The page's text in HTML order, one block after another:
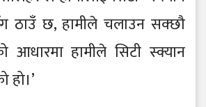
ठाउँ छ, हामीले चलाउन सक्छौ
आधारमा हामीले सिटी स्क्यान
हो।’